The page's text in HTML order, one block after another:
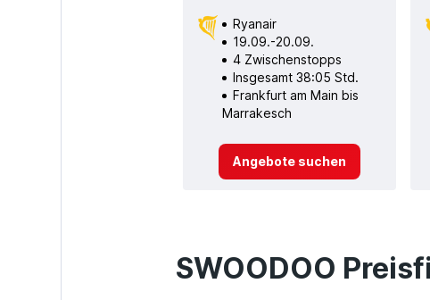
Ryanair
19.09.-20.09.
4 Zwischenstopps
Insgesamt 38:05 Std.
Frankfurt am Main bis
Marrakesch
Angebote suchen
SWOODOO